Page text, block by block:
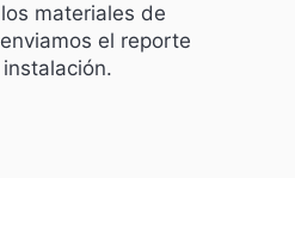
materiales de
el reporte